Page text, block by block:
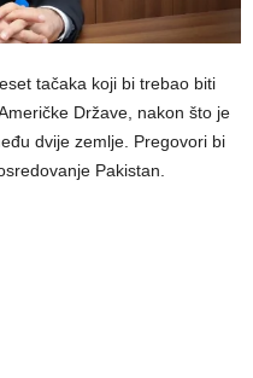
tačaka koji bi trebao biti
Države, nakon što je
dvije zemlje. Pregovori bi
Pakistan.